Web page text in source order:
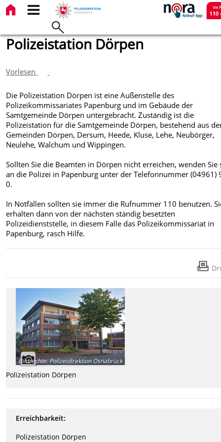
Polizeistation Dörpen
Vorlesen
Die Polizeistation Dörpen ist eine Außenstelle des
Polizeikommissariates Papenburg und im Gebäude der
Samtgemeinde Dörpen untergebracht. Zuständig ist die
Polizeistation für die Samtgemeinde Dörpen, bestehend aus
Gemeinden Dörpen, Dersum, Heede, Kluse, Lehe, Neubörger,
Neulehe, Walchum und Wippingen.
Sollten Sie die Beamten in Dörpen nicht erreichen, wenden Sie
an die Polizei in Papenburg unter der Telefonnummer (04961)
0.
In Notfällen sollten sie immer die Rufnummer 110 benutzen.
erhalten dann von der nächsten ständig besetzten
Polizeidienststelle, in diesem Falle das Polizeikommissariat in
Papenburg, rasch Hilfe.
Bildrechte:Polizeidirektion Osnabrück
Polizeistation Dörpen
Erreichbarkeit:
Polizeistation Dörpen